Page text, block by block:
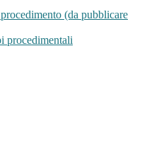
(da pubblicare
procedimentali